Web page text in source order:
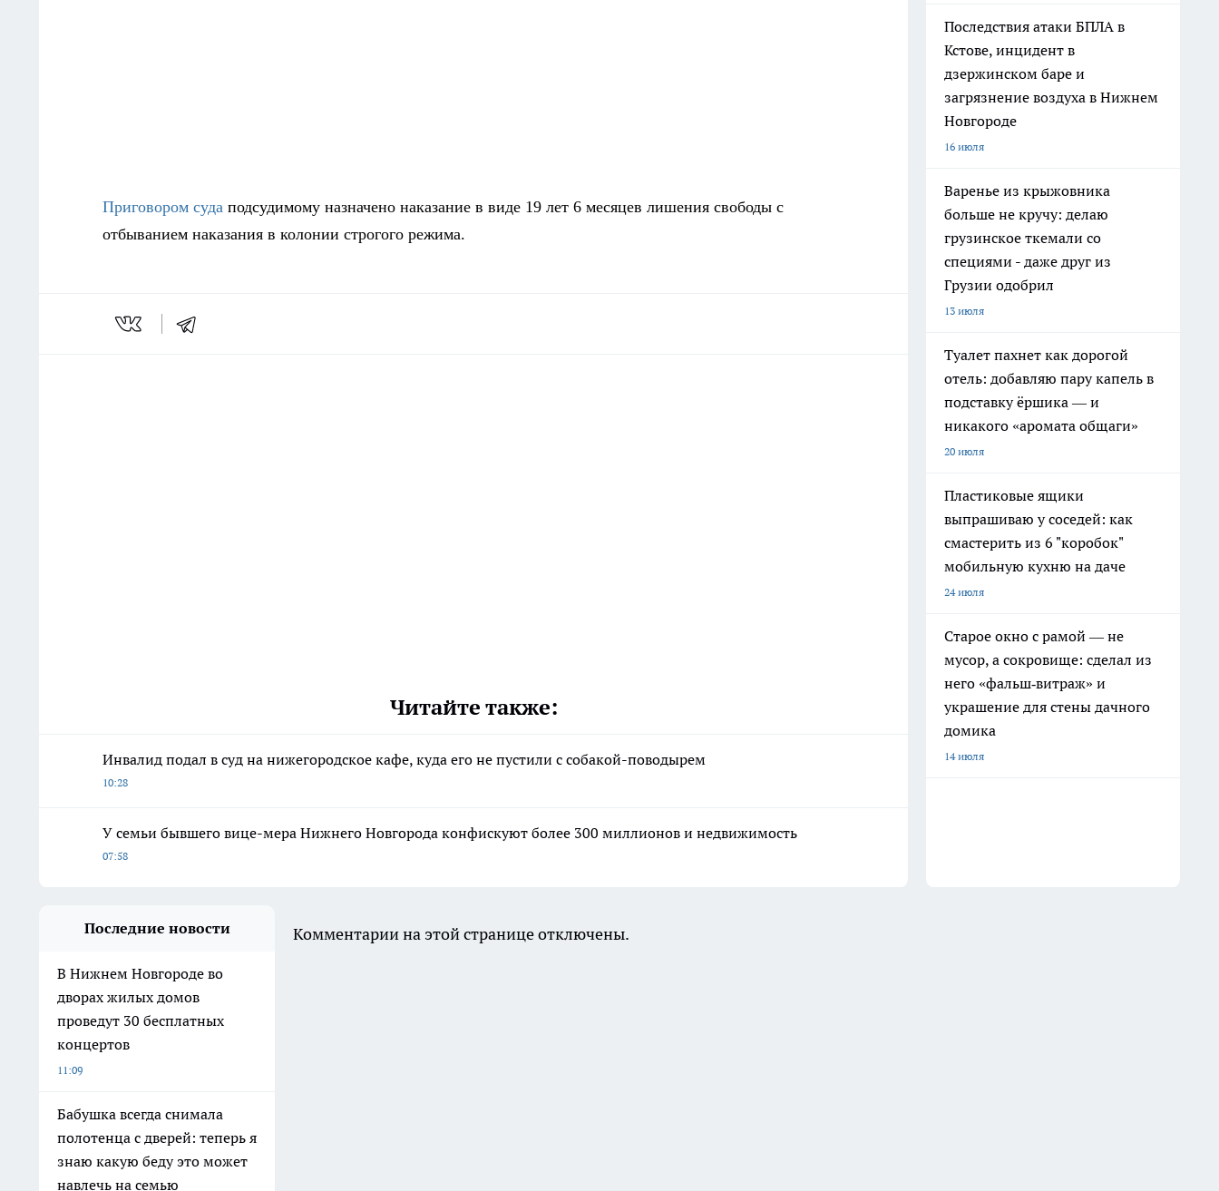
Приговором суда подсудимому назначено наказание в виде 19 лет 6 месяцев лишения свободы с
отбыванием наказания в колонии строгого режима.
Читайте также:
Инвалид подал в суд на нижегородское кафе, куда его не пустили с собакой-поводырем
10:28
У семьи бывшего вице-мера Нижнего Новгорода конфискуют более 300 миллионов и недвижимость
07:58
Последствия атаки БПЛА в
Кстове, инцидент в
дзержинском баре и
загрязнение воздуха в Нижнем
Новгороде
16 июля
Варенье из крыжовника
больше не кручу: делаю
грузинское ткемали со
специями - даже друг из
Грузии одобрил
13 июля
Туалет пахнет как дорогой
отель: добавляю пару капель в
подставку ёршика — и
никакого «аромата общаги»
20 июля
Пластиковые ящики
выпрашиваю у соседей: как
смастерить из 6 "коробок"
мобильную кухню на даче
24 июля
Старое окно с рамой — не
мусор, а сокровище: сделал из
него «фальш‑витраж» и
украшение для стены дачного
домика
14 июля
Последние новости
В Нижнем Новгороде во
дворах жилых домов
проведут 30 бесплатных
концертов
11:09
Бабушка всегда снимала
полотенца с дверей: теперь я
знаю какую беду это может
навлечь на семью
Комментарии на этой странице отключены.